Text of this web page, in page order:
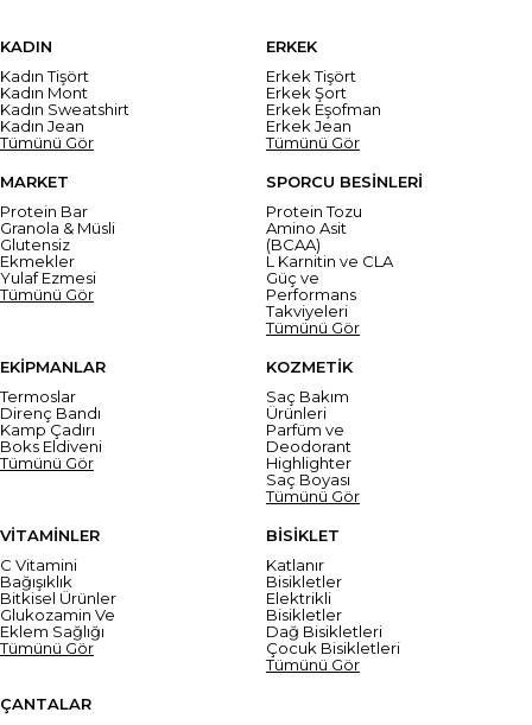
KADIN
Kadın Tişört
Kadın Mont
Kadın Sweatshirt
Kadın Jean
Tümünü Gör
ERKEK
Erkek Tişört
Erkek Şort
Erkek Eşofman
Erkek Jean
Tümünü Gör
MARKET
Protein Bar
Granola & Müsli
Glutensiz
Ekmekler
Yulaf Ezmesi
Tümünü Gör
SPORCU BESİNLERİ
Protein Tozu
Amino Asit
(BCAA)
L Karnitin ve CLA
Güç ve
Performans
Takviyeleri
Tümünü Gör
EKİPMANLAR
Termoslar
Direnç Bandı
Kamp Çadırı
Boks Eldiveni
Tümünü Gör
KOZMETİK
Saç Bakım
Ürünleri
Parfüm ve
Deodorant
Highlighter
Saç Boyası
Tümünü Gör
VİTAMİNLER
C Vitamini
Bağışıklık
Bitkisel Ürünler
Glukozamin Ve
Eklem Sağlığı
Tümünü Gör
BİSİKLET
Katlanır
Bisikletler
Elektrikli
Bisikletler
Dağ Bisikletleri
Çocuk Bisikletleri
Tümünü Gör
ÇANTALAR